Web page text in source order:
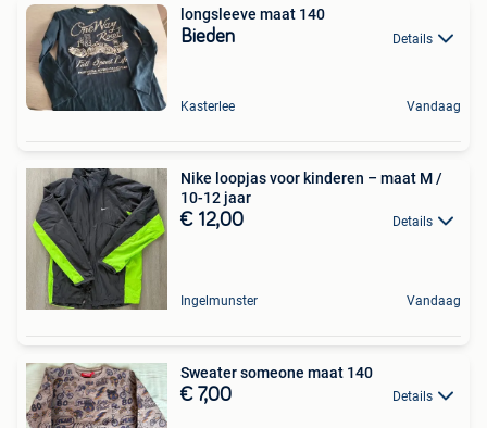
longsleeve maat 140
Bieden Details
Kasterlee Vandaag
Nike loopjas voor kinderen – maat M /
10-12 jaar
€ 12,00 Details
Ingelmunster Vandaag
Sweater someone maat 140
€ 7,00 Details